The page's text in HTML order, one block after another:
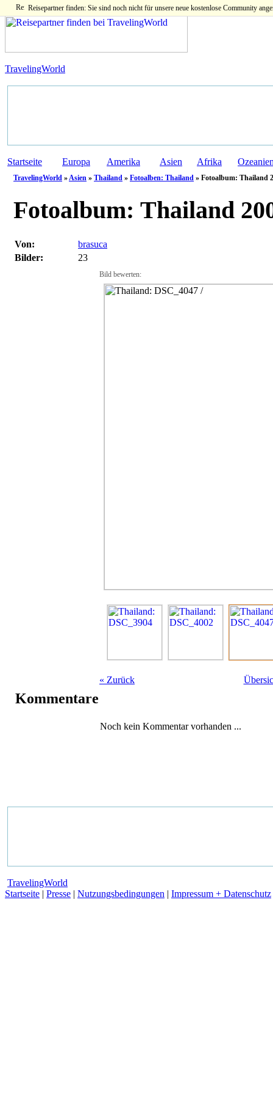
Reisepartner finden: Sie sind noch nicht für unsere neue kostenlose Community
TravelingWorld
Startseite Europa Amerika Asien Afrika
TravelingWorld »Asien » Thailand » Fotoalben: Thailand » Fotoalbum: Thailand
Fotoalbum: Thailand
Von:
brasuca
Bilder:
23
Bild bewerten:
« Zurück
Kommentare
Noch kein Kommentar vorhanden ...
TravelingWorld
Startseite | Presse | Nutzungsbedingungen | Impressum + Datenschutz